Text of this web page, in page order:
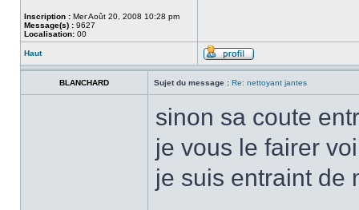
Inscription : Mer Août 20, 2008 10:28 pm
Message(s) : 9627
Localisation: 00
Haut
BLANCHARD Sujet du message : Re: nettoyant jantes
sinon sa coute
je vous le fairer
je suis entraint de